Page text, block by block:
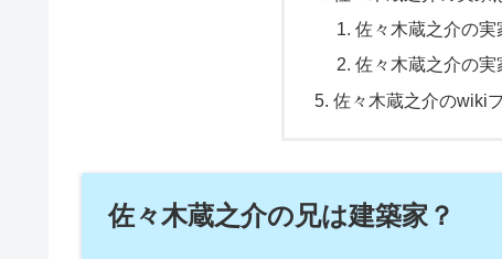
佐々木蔵之介の実
佐々木蔵之介の実
佐々木蔵之介のwiki
佐々木蔵之介の兄は建築家？